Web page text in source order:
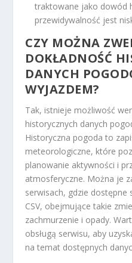
traktowane jako dowód
przewidywalność jest
CZY MOŻNA
DOKŁADNOŚĆ
DANYCH
WYJAZDEM?
Tak, istnieje możliwość
historycznych danych
Historyczna pogoda to
meteorologiczne, które
planowanie aktywności i
atmosferyczne. Można je
serwisach, gdzie
CSV, obejmujące takie
zachmurzenie i opady.
obsługą serwisu, aby
na temat dostępnych